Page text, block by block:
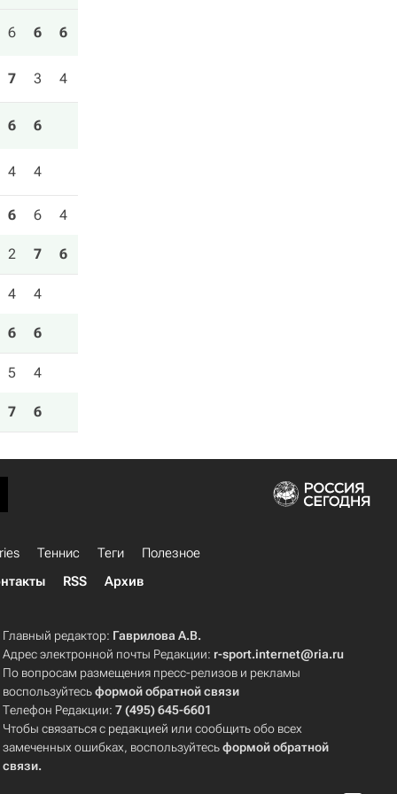
6 6 6
7 3 4
6 6
4 4
6 6 4
2 7 6
4 4
6 6
5 4
7 6
Теннис Теги
Полезное
RSS Архив
Главный редактор: Гаврилова А.В.
Адрес электронной почты Редакции: r-sport.internet@ria.ru
По вопросам размещения пресс-релизов и рекламы
воспользуйтесьформой обратной связи
Телефон Редакции:7 (495) 645-6601
Чтобы связаться с редакцией или сообщить обо всех
замеченных ошибках, воспользуйтесьформой обратной
связи.